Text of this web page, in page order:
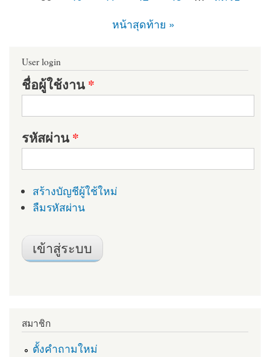
หน้าสุดท้าย »
User login
ชื่อผู้ใช้งาน*
รหัสผ่าน*
สร้างบัญชีผู้ใช้ใหม่
ลืมรหัสผ่าน
สมาชิก
ตั้งคำถามใหม่